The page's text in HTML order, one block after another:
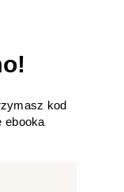
kod
ebooka